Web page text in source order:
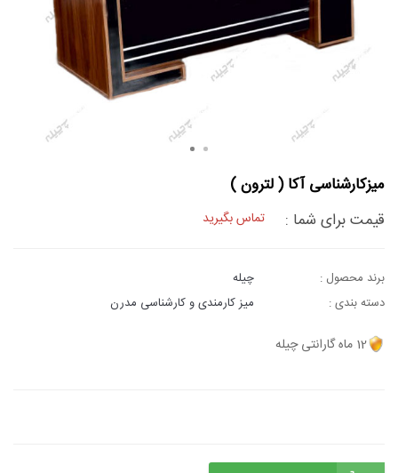
میزکارشناسی آکا ( لترون )
قیمت برای شما :
تماس بگیرید
برند محصول :
چیله
دسته بندی :
میز کارمندی و کارشناسی مدرن
12 ماه گارانتی چیله